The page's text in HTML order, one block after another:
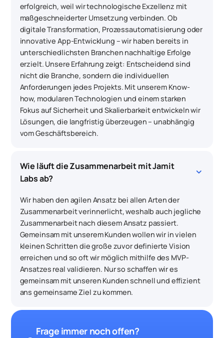
erfolgreich, weil wir technologische Exzellenz mit
maßgeschneiderter Umsetzung verbinden. Ob
digitale Transformation, Prozessautomatisierung oder
innovative App-Entwicklung – wir haben bereits in
unterschiedlichsten Branchen nachhaltige Erfolge
erzielt. Unsere Erfahrung zeigt: Entscheidend sind
nicht die Branche, sondern die individuellen
Anforderungen jedes Projekts. Mit unserem Know-
how, modularen Technologien und einem starken
Fokus auf Sicherheit und Skalierbarkeit entwickeln wir
Lösungen, die langfristig überzeugen – unabhängig
vom Geschäftsbereich.
Wie läuft die Zusammenarbeit mit Jamit
Labs ab?
keyboard_arrow_down
Wir haben den agilen Ansatz bei allen Arten der
Zusammenarbeit verinnerlicht, weshalb auch jegliche
Zusammenarbeit nach diesem Ansatz passiert.
Gemeinsam mit unserem Kunden wollen wir in vielen
kleinen Schritten die große zuvor definierte Vision
erreichen und so oft wir möglich mithilfe des MVP-
Ansatzes real validieren. Nur so schaffen wir es
gemeinsam mit unseren Kunden schnell und effizient
ans gemeinsame Ziel zu kommen.
Frage immer noch offen?